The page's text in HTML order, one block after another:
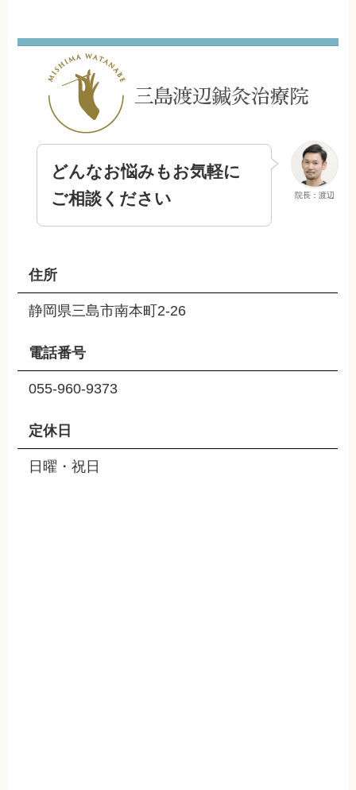
院長：渡辺
どんなお悩みもお気軽に
ご相談ください
住所
静岡県三島市南本町2-26
電話番号
055-960-9373
定休日
日曜・祝日